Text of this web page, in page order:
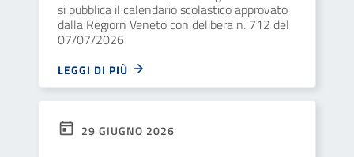
si pubblica il calendario scolastico approvato
dalla Regiorn Veneto con delibera n. 712 del
07/07/2026
LEGGI DI PIÙ
29 GIUGNO 2026